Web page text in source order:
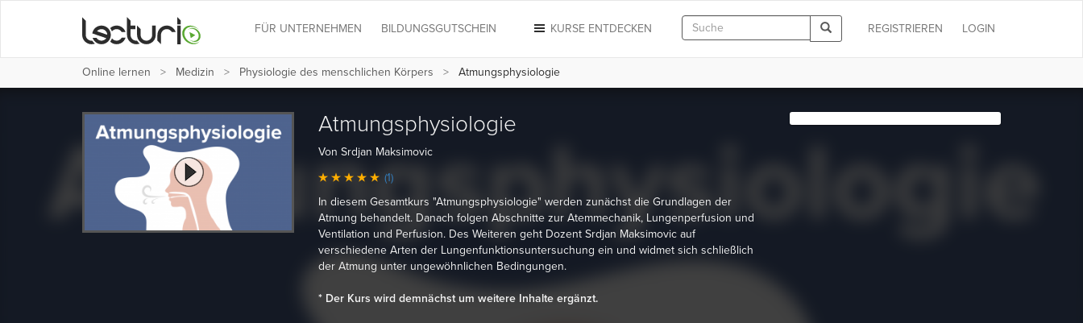
LOGIN
REGISTRIEREN
KURSE ENTDECKEN
FÜR UNTERNEHMEN BILDUNGSGUTSCHEIN
Online lernen Medizin Physiologie des menschlichen Körpers Atmungsphysiologie
Atmungsphysiologie
Von Srdjan Maksimovic
(1)
In diesem Gesamtkurs "Atmungsphysiologie" werden zunächst die Grundlagen der
Atmung behandelt. Danach folgen Abschnitte zur Atemmechanik, Lungenperfusion und
Ventilation und Perfusion. Des Weiteren geht Dozent Srdjan Maksimovic auf
verschiedene Arten der Lungenfunktionsuntersuchung ein und widmet sich schließlich
der Atmung unter ungewöhnlichen Bedingungen.
* Der Kurs wird demnächst um weitere Inhalte ergänzt.